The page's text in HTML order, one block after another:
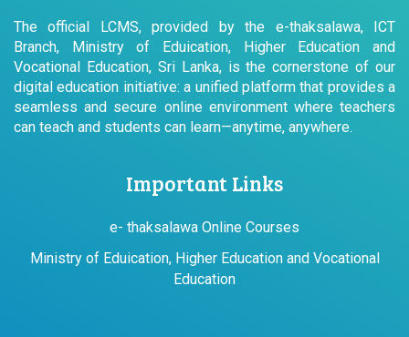
The official LCMS, provided by the e-thaksalawa, ICT
Branch, Ministry of Eduication, Higher Education and
Vocational Education, Sri Lanka, is the cornerstone of our
digital education initiative: a unified platform that provides a
seamless and secure online environment where teachers
can teach and students can learn—anytime, anywhere.
Important Links
e- thaksalawa Online Courses
Ministry of Eduication, Higher Education and Vocational
Education